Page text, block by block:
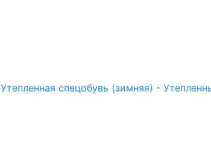
Утепленная спецобувь (зимняя) -